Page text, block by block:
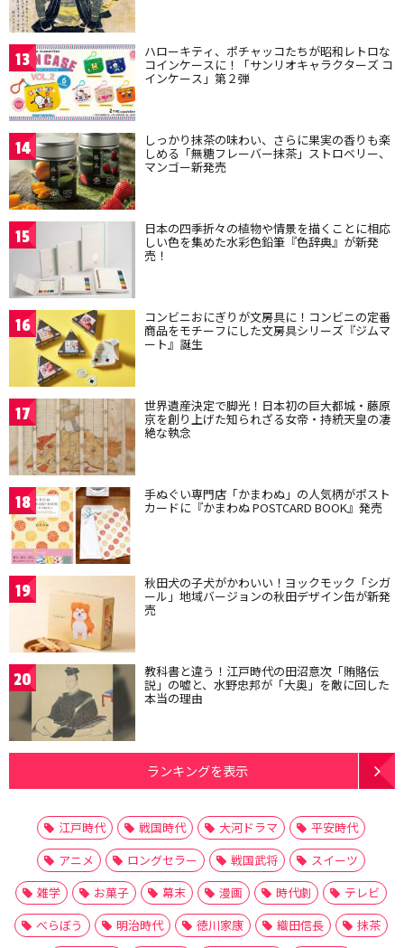
13 ハローキティ、ポチャッコたちが昭和レトロな
コインケースに！「サンリオキャラクターズ コ
インケース」第２弾
14 しっかり抹茶の味わい、さらに果実の香りも楽
しめる「無糖フレーバー抹茶」ストロベリー、
マンゴー新発売
15 日本の四季折々の植物や情景を描くことに相応
しい色を集めた水彩色鉛筆『色辞典』が新発
売！
16 コンビニおにぎりが文房具に！コンビニの定番
商品をモチーフにした文房具シリーズ『ジムマ
ート』誕生
17 世界遺産決定で脚光！日本初の巨大都城・藤原
京を創り上げた知られざる女帝・持統天皇の凄
絶な執念
18 手ぬぐい専門店「かまわぬ」の人気柄がポスト
カードに『かまわぬ POSTCARD BOOK』発売
19 秋田犬の子犬がかわいい！ヨックモック「シガ
ール」地域バージョンの秋田デザイン缶が新発
売
20 教科書と違う！江戸時代の田沼意次「賄賂伝
説」の嘘と、水野忠邦が「大奥」を敵に回した
本当の理由
ランキングを表示
江戸時代 戦国時代 大河ドラマ
平安時代
アニメ
ロングセラー 戦国武将
スイーツ
雑学
お菓子 幕末 漫画 時代劇
テレビ
べらぼう
明治時代 徳川家康 織田信長
抹茶